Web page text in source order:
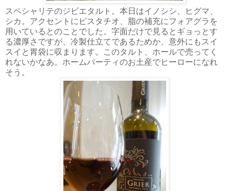
スペシャリテのジビエタルト。本日はイノシシ、ヒグマ、
シカ。アクセントにピスタチオ、脂の補充にフォアグラを
用いているとのことでした。字面だけで見るとギョっとす
る濃厚さですが、冷製仕立てであるためか、意外にもスイ
スイと胃袋に収まります。このタルト、ホールで売ってく
れないかなあ。ホームパーティのお土産でヒーローになれ
そう。